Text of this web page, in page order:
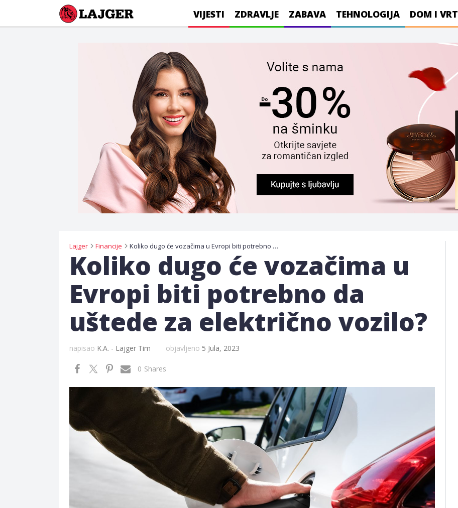
Lajger VIJESTI ZDRAVLJE ZABAVA TEHNOLOGIJA DOM I VRT
Lajger Financije Koliko dugo će vozačima u Evropi biti potrebno da uštede za električno vozilo?
Koliko dugo će vozačima u
Evropi biti potrebno da
uštede za električno vozilo?
napisao K.A. - Lajger Tim objavljeno 5 Jula, 2023
Shares
0